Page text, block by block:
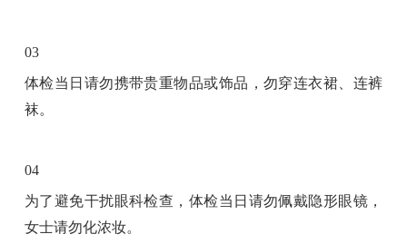
03
体检当日请勿携带贵重物品或饰品，勿穿连衣裙、连裤
袜。
04
为了避免干扰眼科检查，体检当日请勿佩戴隐形眼镜，
女士请勿化浓妆。